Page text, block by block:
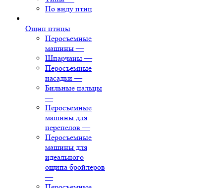
По виду птиц
Ощип птицы
Перосъемные
машины —
Шпарчаны —
Перосъемные
насадки —
Бильные пальцы
—
Перосъемные
машины для
перепелов —
Перосъемные
машины для
идеального
ощипа бройлеров
—